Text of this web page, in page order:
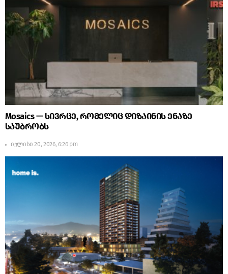
Mosaics — სივრცე, რომელიც დიზაინის ენაზე
საუბრობს
ივლისი 20, 2026, 6:26 pm